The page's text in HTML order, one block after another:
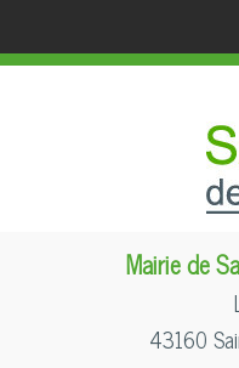
Mairie de
43160